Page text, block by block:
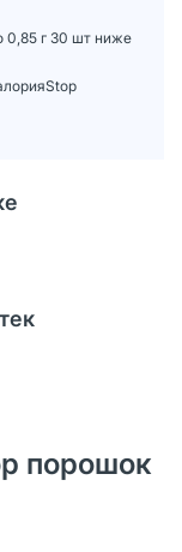
0,85 г 30 шт ниже
порошок